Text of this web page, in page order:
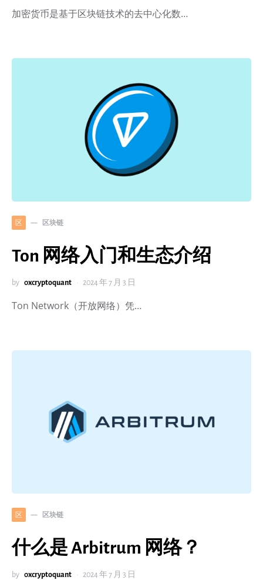
加密货币是基于区块链技术的去中心化数…
区 区块链
Ton 网络入门和生态介绍
by 0xcryptoquant 2024 年 7 月 3 日
Ton Network（开放网络）凭…
区 区块链
什么是 Arbitrum 网络？
by 0xcryptoquant 2024 年 7 月 3 日